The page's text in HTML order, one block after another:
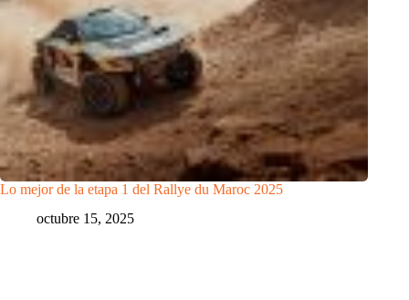
Lo mejor de la etapa 1 del Rallye du Maroc 2025
octubre 15, 2025